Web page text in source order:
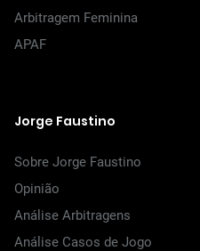
Arbitragem Feminina
APAF
Jorge Faustino
Sobre Jorge Faustino
Opinião
Análise Arbitragens
Análise Casos de Jogo